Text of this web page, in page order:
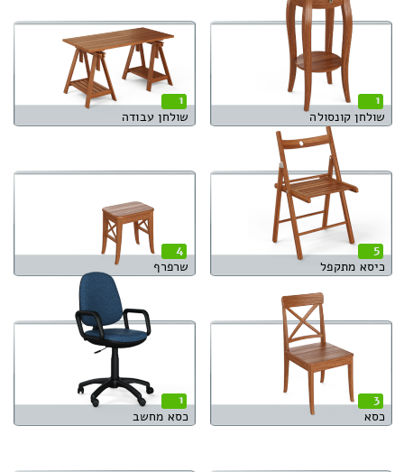
1
שולחן קונסולה
1
שולחן עבודה
5
כיסא מתקפל
4
שרפרף
3
כסא
1
כסא מחשב